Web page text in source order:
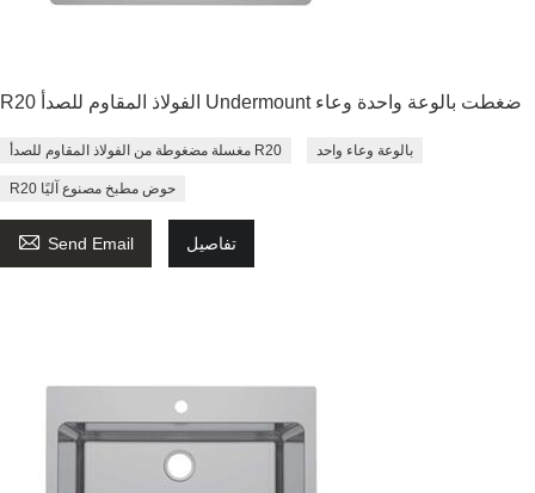
R20 الفولاذ المقاوم للصدأ Undermount ضغطت بالوعة واحدة وعاء
مغسلة مضغوطة من الفولاذ المقاوم للصدأ R20 بالوعة وعاء واحد
R20 حوض مطبخ مصنوع آليًا
 Send Email تفاصيل